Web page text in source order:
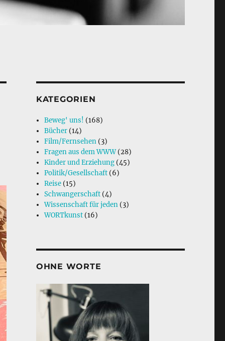
KATEGORIEN
Beweg' uns! (168)
Bücher (14)
Film/Fernsehen (3)
Fragen aus dem WWW(28)
Kinder und Erziehung (45)
Politik/Gesellschaft (6)
Reise (15)
Schwangerschaft (4)
Wissenschaft für jeden (3)
WORTkunst (16)
OHNE WORTE